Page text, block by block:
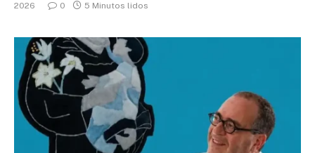
2026
0 5 Minutos lidos